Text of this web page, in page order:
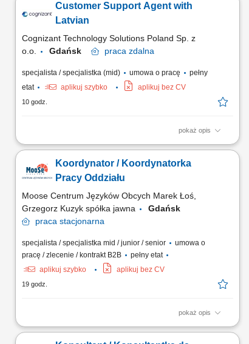
Customer Support Agent with
Latvian
Cognizant Technology Solutions Poland Sp. z
o.o.
Gdańsk praca zdalna
specjalista / specjalistka (mid) umowa o pracę
pełny
etat
aplikuj szybko aplikuj bez CV
10 godz.
pokaż opis
What we do We are dedicated to helping the world's leading
doing digital to being digital. Cognizant Poland offices are
located in Gdańsk, Wrocław, and Kraków. With the capacity to
Koordynator / Koordynatorka
Pracy Oddziału
Moose Centrum Języków Obcych Marek Łoś,
Grzegorz Kuzyk spółka jawna
Gdańsk
praca stacjonarna
specjalista / specjalistka mid / junior / senior
umowa o
pracę / zlecenie / kontrakt B2B
pełny etat
aplikuj szybko
aplikuj bez CV
19 godz.
pokaż opis
Opis stanowiska: Organizowanie i koordynowanie bieżącej